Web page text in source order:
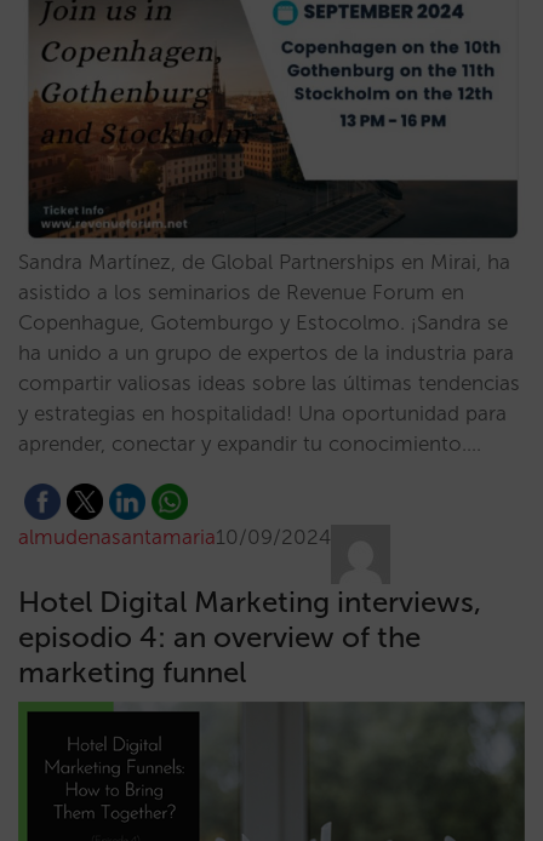
Sandra Martínez, de Global Partnerships en Mirai, ha
asistido a los seminarios de Revenue Forum en
Copenhague, Gotemburgo y Estocolmo. ¡Sandra se
ha unido a un grupo de expertos de la industria para
compartir valiosas ideas sobre las últimas tendencias
y estrategias en hospitalidad! Una oportunidad para
aprender, conectar y expandir tu conocimiento.…
almudenasantamaria10/09/2024
Hotel Digital Marketing interviews,
episodio 4: an overview of the
marketing funnel